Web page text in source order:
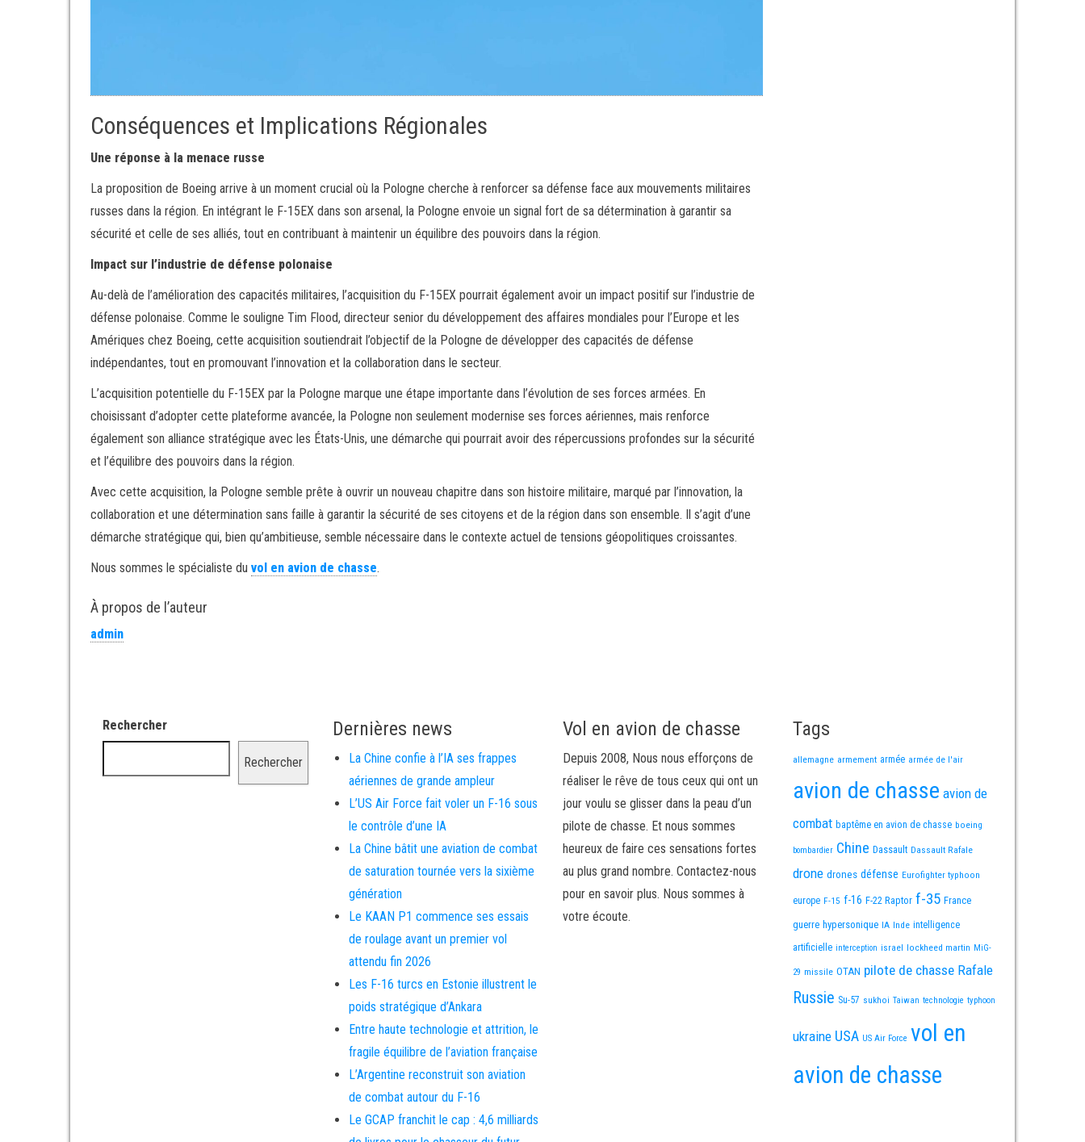
Conséquences et Implications Régionales
Une réponse à la menace russe
La proposition de Boeing arrive à un moment crucial où la Pologne cherche à renforcer sa défense face aux mouvements militaires
russes dans la région. En intégrant le F-15EX dans son arsenal, la Pologne envoie un signal fort de sa détermination à garantir sa
sécurité et celle de ses alliés, tout en contribuant à maintenir un équilibre des pouvoirs dans la région.
Impact sur l’industrie de défense polonaise
Au-delà de l’amélioration des capacités militaires, l’acquisition du F-15EX pourrait également avoir un impact positif sur l’industrie de
défense polonaise. Comme le souligne Tim Flood, directeur senior du développement des affaires mondiales pour l’Europe et les
Amériques chez Boeing, cette acquisition soutiendrait l’objectif de la Pologne de développer des capacités de défense
indépendantes, tout en promouvant l’innovation et la collaboration dans le secteur.
L’acquisition potentielle du F-15EX par la Pologne marque une étape importante dans l’évolution de ses forces armées. En
choisissant d’adopter cette plateforme avancée, la Pologne non seulement modernise ses forces aériennes, mais renforce
également son alliance stratégique avec les États-Unis, une démarche qui pourrait avoir des répercussions profondes sur la sécurité
et l’équilibre des pouvoirs dans la région.
Avec cette acquisition, la Pologne semble prête à ouvrir un nouveau chapitre dans son histoire militaire, marqué par l’innovation, la
collaboration et une détermination sans faille à garantir la sécurité de ses citoyens et de la région dans son ensemble. Il s’agit d’une
démarche stratégique qui, bien qu’ambitieuse, semble nécessaire dans le contexte actuel de tensions géopolitiques croissantes.
Nous sommes le spécialiste du vol en avion de chasse.
À propos de l’auteur
admin
Rechercher
Rechercher
Dernières news
La Chine confie à l’IA ses frappes
aériennes de grande ampleur
L’US Air Force fait voler un F-16 sous
le contrôle d’une IA
La Chine bâtit une aviation de combat
de saturation tournée vers la sixième
génération
Le KAAN P1 commence ses essais
de roulage avant un premier vol
attendu fin 2026
Les F-16 turcs en Estonie illustrent le
poids stratégique d’Ankara
Entre haute technologie et attrition, le
fragile équilibre de l’aviation française
L’Argentine reconstruit son aviation
de combat autour du F-16
Le GCAP franchit le cap : 4,6 milliards
Vol en avion de chasse
Depuis 2008, Nous nous efforçons de
réaliser le rêve de tous ceux qui ont un
jour voulu se glisser dans la peau d’un
pilote de chasse. Et nous sommes
heureux de faire ces sensations fortes
au plus grand nombre. Contactez-nous
pour en savoir plus. Nous sommes à
votre écoute.
Tags
allemagne armement armée armée de l'air
avion de chasse avion de
combat baptême en avion de chasse boeing
bombardier Chine Dassault Dassault Rafale
drone drones défense Eurofighter typhoon
europe F-15 f-16 F-22 Raptor f-35 France
guerre hypersonique IA Inde intelligence
artificielle interception israel lockheed martin MiG-
29 missile OTAN pilote de chasse Rafale
Russie Su-57 sukhoi Taiwan technologie typhoon
ukraine USA US Air Force vol en
avion de chasse